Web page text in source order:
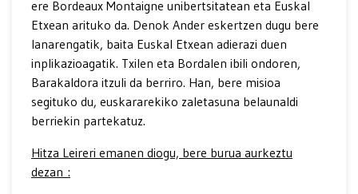
ere Bordeaux Montaigne unibertsitatean eta Euskal
Etxean arituko da. Denok Ander eskertzen dugu bere
lanarengatik, baita Euskal Etxean adierazi duen
inplikazioagatik. Txilen eta Bordalen ibili ondoren,
Barakaldora itzuli da berriro. Han, bere misioa
segituko du, euskararekiko zaletasuna belaunaldi
berriekin partekatuz.
Hitza Leireri emanen diogu, bere burua aurkeztu
dezan :